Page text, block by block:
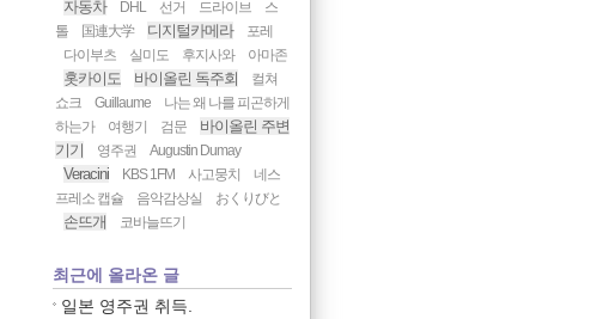
자동차 DHL 선거 드라이브
스
톨
国連大学 디지털카메라
포레
다이부츠
실미도 후지사와 아마존
홋카이도 바이올린 독주회
컬쳐
쇼크
Guillaume
나는 왜 나를 피곤하게
하는가
여행기 검문
바이올린 주변
기기
영주권 Augustin Dumay
Veracini KBS 1FM 사고뭉치
네스
프레소 캡슐
음악감상실 おくりびと
손뜨개 코바늘뜨기
최근에 올라온 글
일본 영주권 취득.